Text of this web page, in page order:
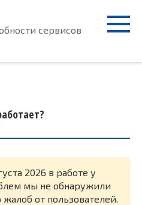
сервисов
2026 в работе у
мы не обнаружили
от пользователей.